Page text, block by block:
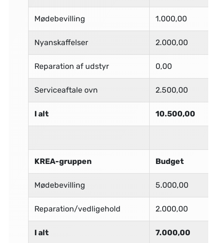
Mødebevilling 1.000,00
Nyanskaffelser 2.000,00
Reparation af udstyr 0,00
Serviceaftale ovn 2.500,00
I alt 10.500,00
KREA-gruppen Budget
Mødebevilling 5.000,00
Reparation/vedligehold 2.000,00
I alt 7.000,00